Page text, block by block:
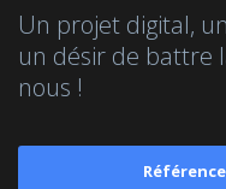
Un projet digital,
un désir de battre
nous !